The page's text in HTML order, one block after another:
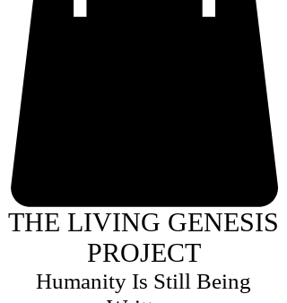
THE LIVING GENESIS
PROJECT
Humanity Is Still Being